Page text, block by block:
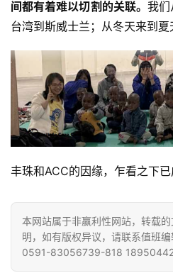
教
人
物
寺
院
巡
礼
频
纪
录
间都有着难以切割的关联。 我们
台湾到斯威士兰；从冬天来到夏
丰珠和ACC的因缘，乍看之下已
本网站属于非赢利性网站，转载
明，如有版权异议，请联系值班编
0591-83056739-818